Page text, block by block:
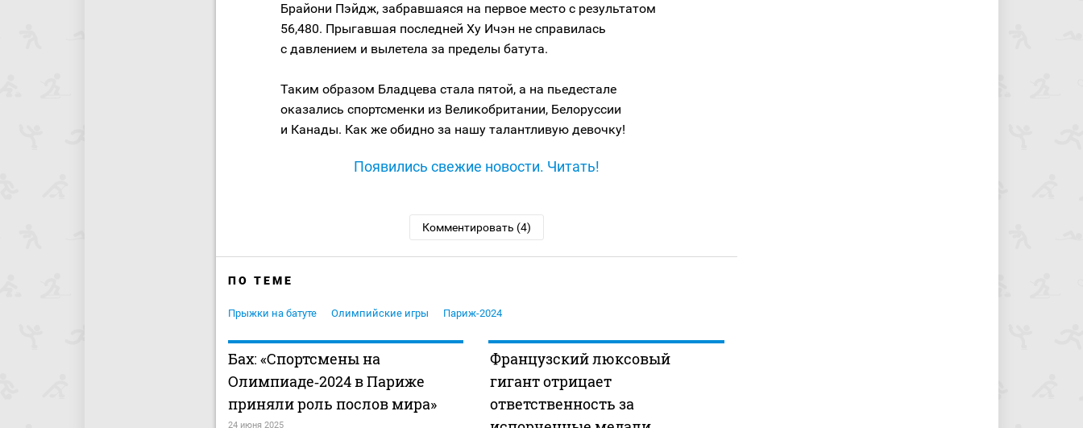
Брайони Пэйдж, забравшаяся на первое место с результатом
56,480. Прыгавшая последней Ху Ичэн не справилась
с давлением и вылетела за пределы батута.
Таким образом Бладцева стала пятой, а на пьедестале
оказались спортсменки из Великобритании, Белоруссии
и Канады. Как же обидно за нашу талантливую девочку!
Появились свежие новости. Читать!
Комментировать (4)
ПО ТЕМЕ
Прыжки на батуте Олимпийские игры Париж-2024
Бах: «Спортсмены на
Олимпиаде‑2024 в Париже
приняли роль послов мира»
24 июня 2025
Французский люксовый
гигант отрицает
ответственность за